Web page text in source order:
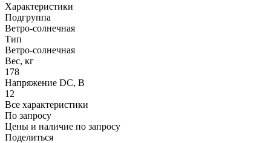
Характеристики
Подгруппа
Ветро-солнечная
Тип
Ветро-солнечная
Вес, кг
178
Напряжение DC, В
12
Все характеристики
По запросу
Цены и наличие по запросу
Поделиться